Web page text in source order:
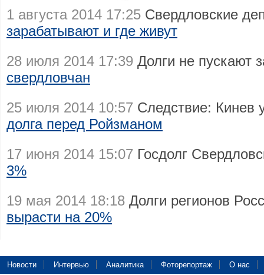
1 августа 2014 17:25 Свердловские
зарабатывают и где живут
28 июля 2014 17:39 Долги не пускают
свердловчан
25 июля 2014 10:57 Следствие: Кинев
долга перед Ройзманом
17 июня 2014 15:07 Госдолг
3%
19 мая 2014 18:18 Долги регионов
вырасти на 20%
Новости Интервью Аналитика Фоторепортаж О нас